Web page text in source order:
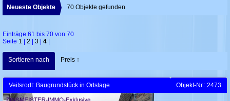
Neueste Objekte 70 Objekte gefunden
Einträge 61 bis 70 von 70
Seite 1 2 3 4
Sortieren nach Preis ↑
Veitsrodt: Baugrundstück in Ortslage Objekt-Nr.: 2473